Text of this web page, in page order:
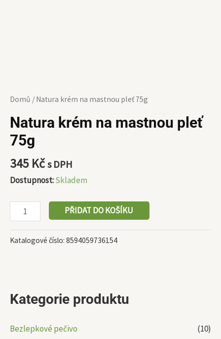
Kategorie produktu
Bezlepkové pečivo
(10)
Domů / Natura krém na mastnou pleť 75g
Natura krém na mastnou pleť
75g
345 Kčs DPH
Dostupnost:Skladem
PŘIDAT DO KOŠÍKU
Katalogové číslo: 8594059736154